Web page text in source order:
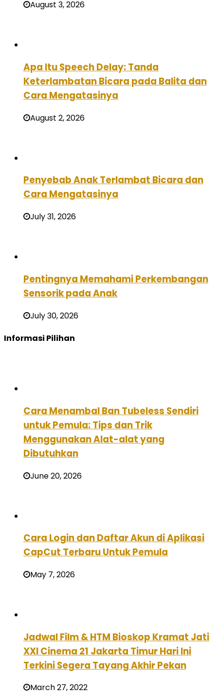
August 3, 2026
Apa Itu Speech Delay: Tanda
Keterlambatan Bicara pada Balita dan
Cara Mengatasinya
August 2, 2026
Penyebab Anak Terlambat Bicara dan
Cara Mengatasinya
July 31, 2026
Pentingnya Memahami Perkembangan
Sensorik pada Anak
July 30, 2026
Informasi Pilihan
Cara Menambal Ban Tubeless Sendiri
untuk Pemula: Tips dan Trik
Menggunakan Alat-alat yang
Dibutuhkan
June 20, 2026
Cara Login dan Daftar Akun di Aplikasi
CapCut Terbaru Untuk Pemula
May 7, 2026
Jadwal Film & HTM Bioskop Kramat Jati
XXI Cinema 21 Jakarta Timur Hari Ini
Terkini Segera Tayang Akhir Pekan
March 27, 2022